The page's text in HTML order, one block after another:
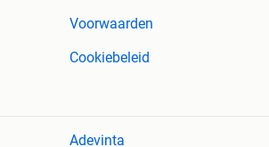
Voorwaarden
Cookiebeleid
Adevinta